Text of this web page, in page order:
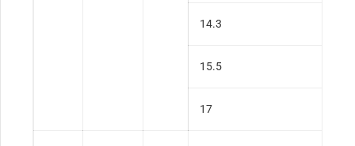
14.3
15.5
17